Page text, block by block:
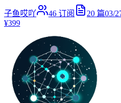
子鱼哎吖 46 订阅 20 篇03/
¥399